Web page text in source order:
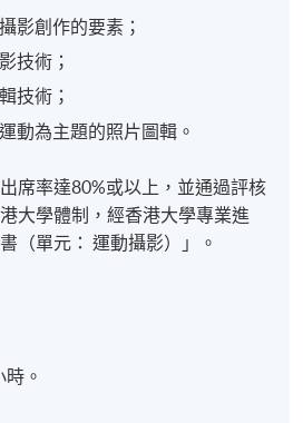
影創作的要素；
技術；
技術；
動為主題的照片圖輯。
席率達80%或以上，並通過評核
大學體制，經香港大學專業進
（單元： 運動攝影）」。
。